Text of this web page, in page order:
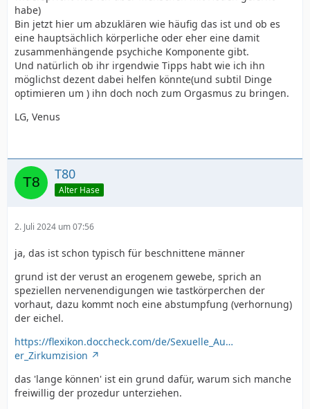
habe)
Bin jetzt hier um abzuklären wie häufig das ist und ob es
eine hauptsächlich körperliche oder eher eine damit
zusammenhängende psychiche Komponente gibt.
Und natürlich ob ihr irgendwie Tipps habt wie ich ihn
möglichst dezent dabei helfen könnte(und subtil Dinge
optimieren um ) ihn doch noch zum Orgasmus zu bringen.
LG, Venus
T80
Alter Hase
2. Juli 2024 um 07:56
ja, das ist schon typisch für beschnittene männer
grund ist der verust an erogenem gewebe, sprich an
speziellen nervenendigungen wie tastkörperchen der
vorhaut, dazu kommt noch eine abstumpfung (verhornung)
der eichel.
https://flexikon.doccheck.com/de/Sexuelle_Au…
er_Zirkumzision
das 'lange können' ist ein grund dafür, warum sich manche
freiwillig der prozedur unterziehen.